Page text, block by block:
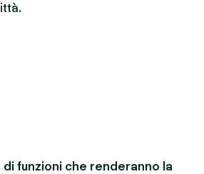
di funzioni che renderanno la